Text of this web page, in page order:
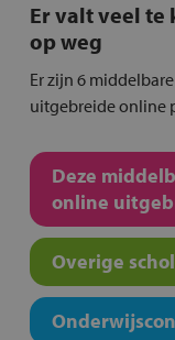
Er valt veel te
op weg
Er zijn 6
uitgebreide online
Deze
online
Overige